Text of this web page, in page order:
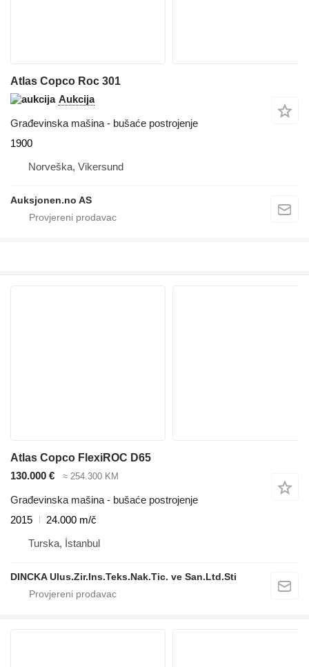
Atlas Copco Roc 301
Aukcija
Građevinska mašina - bušaće postrojenje
1900
Norveška, Vikersund
Auksjonen.no AS
Atlas Copco FlexiROC D65
130.000 €
≈ 254.300 KM
Građevinska mašina - bušaće postrojenje
2015
24.000 m/č
Turska, İstanbul
DINCKA Ulus.Zir.Ins.Teks.Nak.Tic. ve San.Ltd.Sti